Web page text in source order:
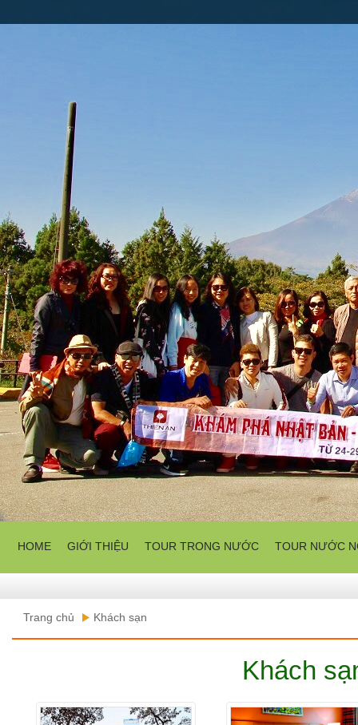
HOME GIỚI THIỆU TOUR TRONG NƯỚC TOUR NƯỚC
Trang chủ Khách sạn
Khách